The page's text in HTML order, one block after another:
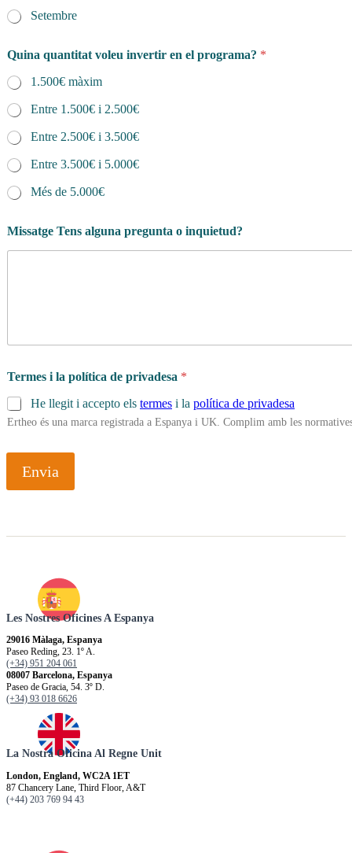
Setembre
Quina quantitat voleu invertir en el programa? *
1.500€ màxim
Entre 1.500€ i 2.500€
Entre 2.500€ i 3.500€
Entre 3.500€ i 5.000€
Més de 5.000€
Missatge Tens alguna pregunta o inquietud?
Termes i la política de privadesa *
He llegit i accepto els termes i la política de privadesa
Ertheo és una marca registrada a Espanya i UK. Complim amb les
Envia
Les Nostres Oficines A Espanya
29016 Màlaga, Espanya
Paseo Reding, 23. 1º A.
(+34) 951 204 061
08007 Barcelona, Espanya
Paseo de Gracia, 54. 3º D.
(+34) 93 018 6626
La Nostra Oficina Al Regne Unit
London, England, WC2A 1ET
87 Chancery Lane, Third Floor, A&T
(+44) 203 769 94 43